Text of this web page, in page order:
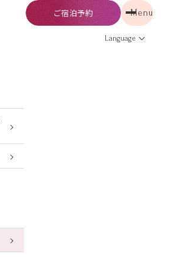
ご宿泊予約 Menu
Language